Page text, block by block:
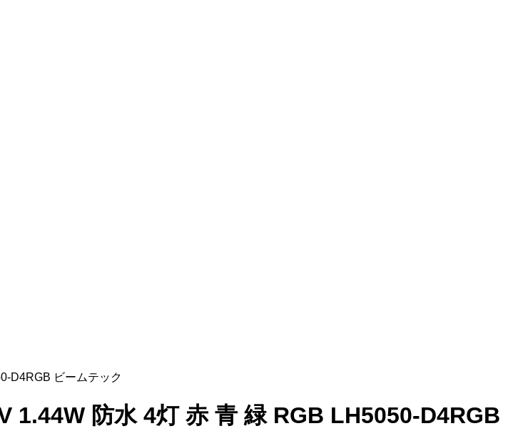
D4RGB ビームテック
1.44W 防水 4灯 赤 青 緑 RGB LH5050-D4RGB